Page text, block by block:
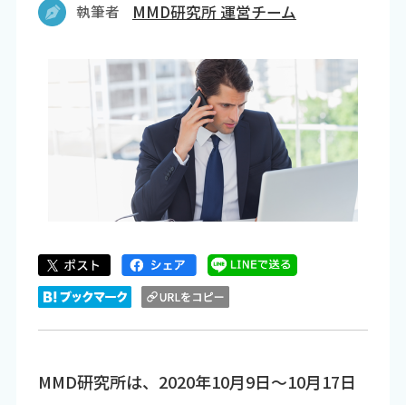
執筆者 MMD研究所 運営チーム
MMD研究所は、2020年10月9日～10月17日